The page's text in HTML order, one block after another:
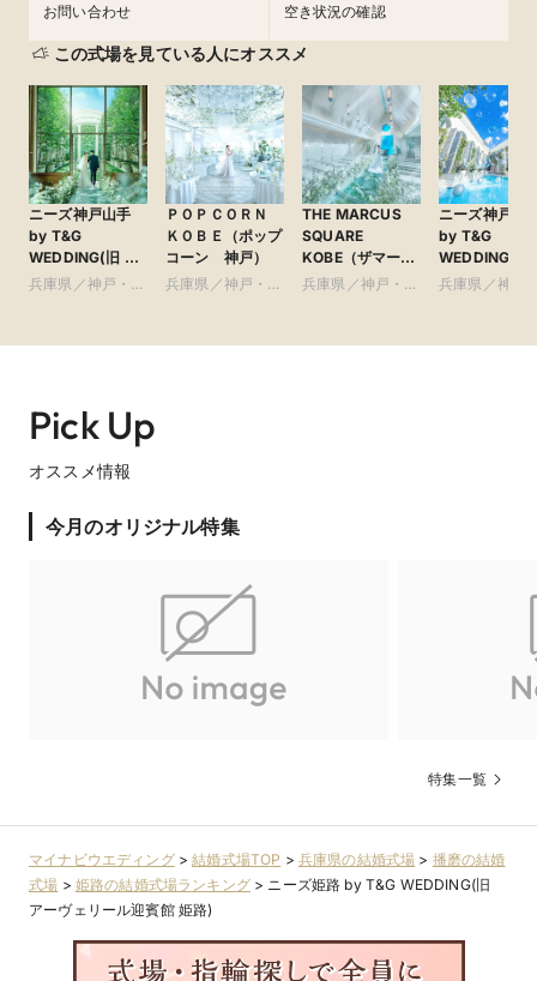
T&Gが「Tokyo Pride 2026」に初出展！ かずえちゃ
んがインクルーシブ・ウエディングアドバイザーに就
任
株式会社テイクアンドギヴ・ニーズ（以下 T&G）は、2026年6
月6日（土）、7日（日）に代々木公園で開催されるアジア最大
級のLGBTQ+イベント「Tokyo Pride 2026」に初出展。さら
に、LGBTQ+の啓発活動を行う「かずえちゃん」が、インク
ルーシブ・ウェディングアドバイザーに就任することを発表し
ました。
式をつくる新体制へ
婚礼大手の株式会社テイクアンドギヴ・ニーズ（以下T&G）
が、ゲストハウスウェディングの新ブランド『NEEDS by T&G
WEDDING』を展開し、2026年3月19日（木）より順次、運営す
るゲストハウスの会場名を「NEEDS by T&G WEDDING」へ統
ルおふたりが安心して選べる結婚式場づくりを目指します。
お問い合わせ 空き状況の確認
この式場を見ている人にオススメ
ニーズ神戸山手
by T&G
WEDDING(旧 山
手迎賓館 神戸)
兵庫県／神戸・淡
ＰＯＰＣＯＲＮ
ＫＯＢＥ（ポップ
コーン 神戸）
兵庫県／神戸・淡
THE MARCUS
SQUARE
KOBE（ザマーカ
ススクエアコウ
兵庫県／神戸・淡
ニーズ神戸三
by T&G
WEDDING(旧
イサイド迎賓
兵庫県／神戸
Pick Up
オススメ情報
今月のオリジナル特集
特集一覧
マイナビウエディング>結婚式場TOP > 兵庫県の結婚式場 > 播磨の結婚
式場 > 姫路の結婚式場ランキング> ニーズ姫路 by T&G WEDDING(旧
アーヴェリール迎賓館 姫路)